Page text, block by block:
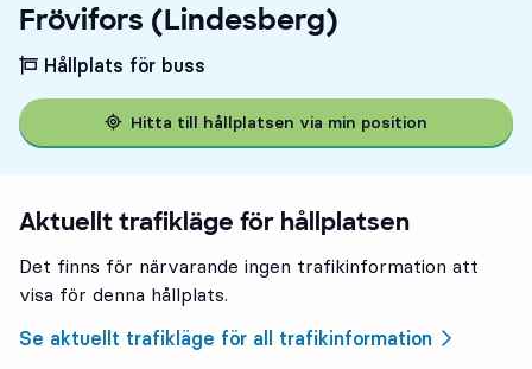
Frövifors (Lindesberg)
Hållplats för buss
Hitta till hållplatsen via min position
Aktuellt trafikläge för hållplatsen
Det finns för närvarande ingen trafikinformation att
visa för denna hållplats.
Se aktuellt trafikläge för all trafikinformation